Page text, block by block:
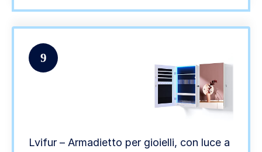
9
Lvifur – Armadietto per gioielli, con luce a